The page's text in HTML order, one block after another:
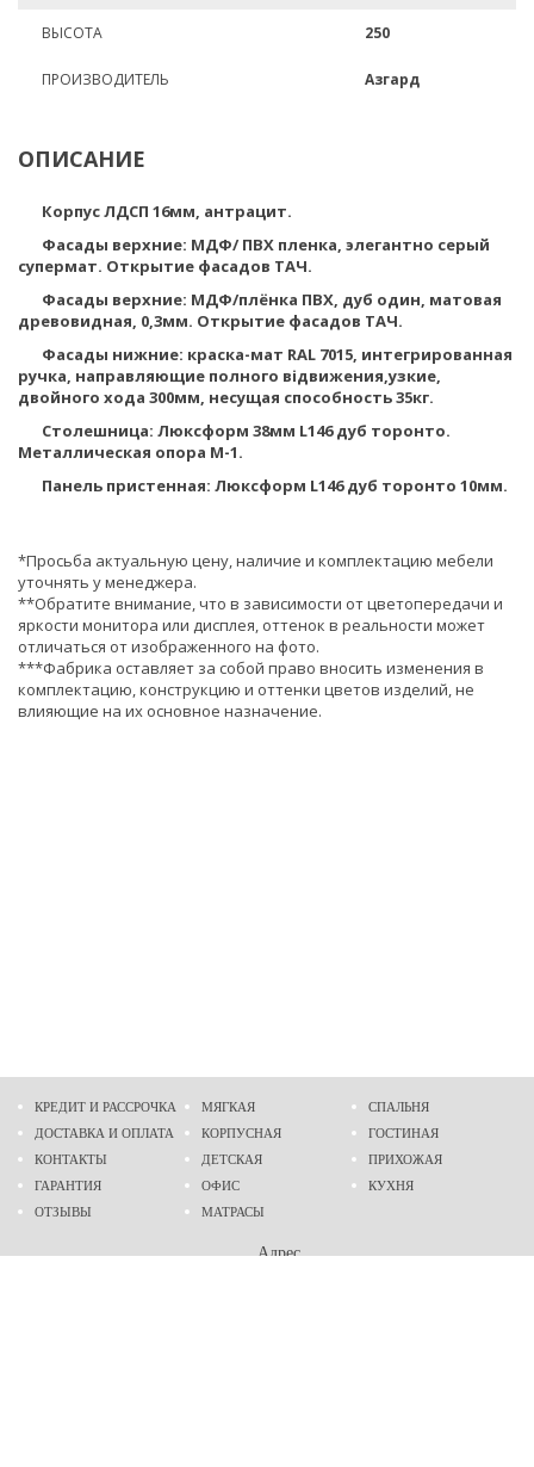
ВЫСОТА 250
ПРОИЗВОДИТЕЛЬ Азгард
ОПИСАНИЕ
Корпус ЛДСП 16мм, антрацит.
Фасады верхние: МДФ/ ПВХ пленка, элегантно серый
супермат. Открытие фасадов ТАЧ.
Фасады верхние: МДФ/плёнка ПВХ, дуб один, матовая
древовидная, 0,3мм. Открытие фасадов ТАЧ.
Фасады нижние: краска-мат RAL 7015, интегрированная
ручка, направляющие полного відвижения,узкие,
двойного хода 300мм, несущая способность 35кг.
Столешница: Люксформ 38мм L146 дуб торонто.
Металлическая опора М-1.
Панель пристенная: Люксформ L146 дуб торонто 10мм.
*Просьба актуальную цену, наличие и комплектацию мебели
уточнять у менеджера.
**Обратите внимание, что в зависимости от цветопередачи и
яркости монитора или дисплея, оттенок в реальности может
отличаться от изображенного на фото.
***Фабрика оставляет за собой право вносить изменения в
комплектацию, конструкцию и оттенки цветов изделий, не
влияющие на их основное назначение.
КРЕДИТ И РАССРОЧКА
ДОСТАВКА И ОПЛАТА
КОНТАКТЫ
ГАРАНТИЯ
ОТЗЫВЫ
МЯГКАЯ
КОРПУСНАЯ
ДЕТСКАЯ
ОФИС
МАТРАСЫ
СПАЛЬНЯ
ГОСТИНАЯ
ПРИХОЖАЯ
КУХНЯ
Адрес